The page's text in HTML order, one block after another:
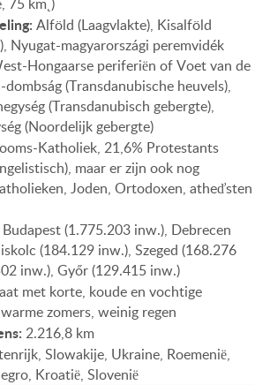
Alföld (Laagvlakte), Kisalföld
Nyugat-magyarországi peremvidék
Hongaarse periferiën of Voet van de
(Transdanubische heuvels),
(Transdanubisch gebergte),
(Noordelijk gebergte)
Katholiek, 21,6% Protestants
maar er zijn ook nog
Joden, Ortodoxen, atheďsten
Budapest (1.775.203 inw.), Debrecen
(184.129 inw.), Szeged (168.276
inw.), Győr (129.415 inw.)
met korte, koude en vochtige
zomers, weinig regen
2.216,8 km
Slowakije, Ukraine, Roemenië,
Kroatië, Slovenië